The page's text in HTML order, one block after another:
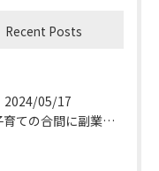
Recent Posts
2024/05/17
子育ての合間に副業コーチングで収入アップ！右脳開発子育てコーチングビジネスの可能性とは？